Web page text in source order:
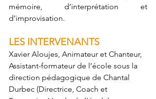
mémoire, d’interprétation et
d’improvisation.
LES INTERVENANTS
Xavier Aloujes, Animateur et Chanteur,
Assistant-formateur de l’école sous la
direction pédagogique de Chantal
Durbec (Directrice, Coach et